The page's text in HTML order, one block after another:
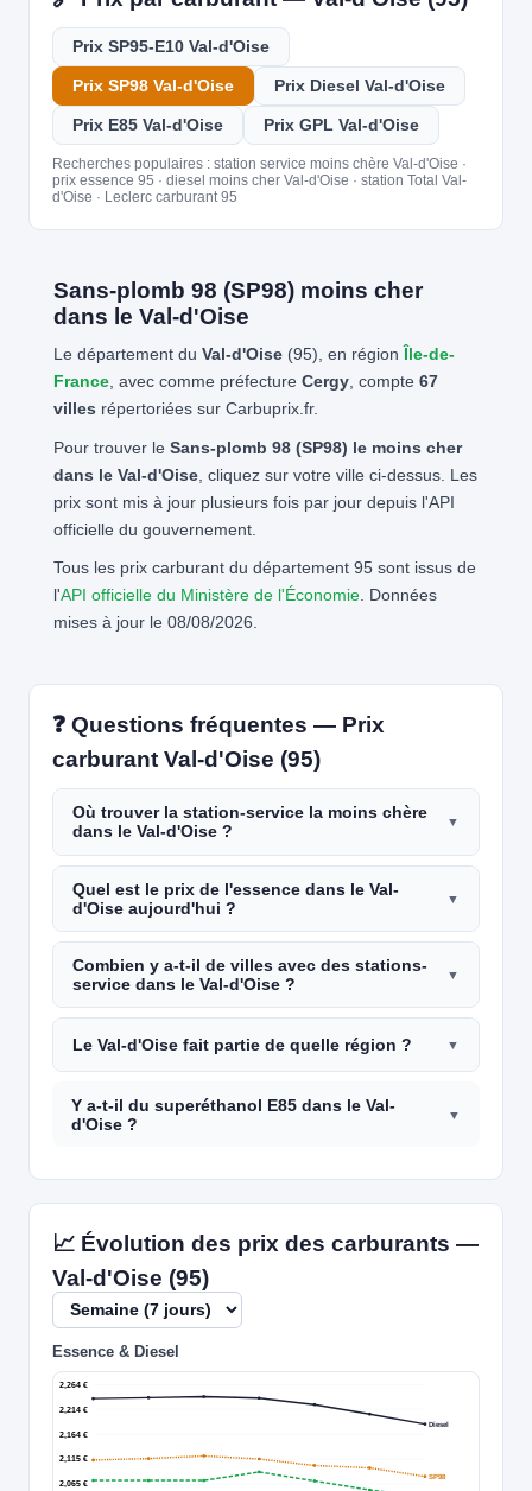
Prix SP95-E10 Val-d'Oise
Prix SP98 Val-d'Oise Prix Diesel Val-d'Oise
Prix E85 Val-d'Oise Prix GPL Val-d'Oise
Recherches populaires : station service moins chère Val-d'Oise ·
prix essence 95 · diesel moins cher Val-d'Oise · station Total Val-
d'Oise · Leclerc carburant 95
Sans-plomb 98 (SP98) moins cher
dans le Val-d'Oise
Le département du Val-d'Oise(95), en région Île-de-
France, avec comme préfecture Cergy, compte 67
villes répertoriées sur Carbuprix.fr.
Pour trouver le Sans-plomb 98 (SP98) le moins cher
dans le Val-d'Oise, cliquez sur votre ville ci-dessus. Les
prix sont mis à jour plusieurs fois par jour depuis l'API
officielle du gouvernement.
Tous les prix carburant du département 95 sont issus de
l'API officielle du Ministère de l'Économie. Données
mises à jour le 08/08/2026.
❓ Questions fréquentes — Prix
carburant Val-d'Oise (95)
Où trouver la station-service la moins chère
dans le Val-d'Oise ?
Quel est le prix de l'essence dans le Val-
d'Oise aujourd'hui ?
Combien y a-t-il de villes avec des stations-
service dans le Val-d'Oise ?
Le Val-d'Oise fait partie de quelle région ?
Y a-t-il du superéthanol E85 dans le Val-
d'Oise ?
📈 Évolution des prix des carburants —
Val-d'Oise (95)
Essence & Diesel
2,065 €
2,115 €
2,164 €
2,214 €
2,264 €
Diesel
SP98